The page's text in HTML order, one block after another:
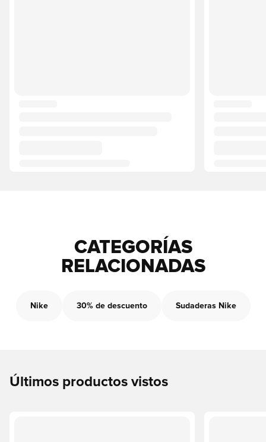
CATEGORÍAS
RELACIONADAS
Nike 30% de descuento Sudaderas Nike
Últimos productos vistos